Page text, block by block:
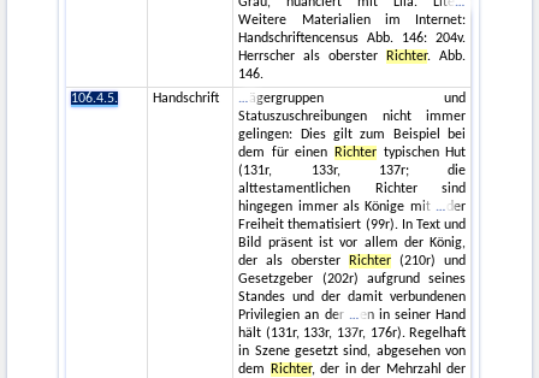
Weitere Materialien im Internet:
Handschriftencensus Abb. 146: 204v.
Herrscher als oberster
Richter. Abb.
146.
106.4.5.
Handschrift
ägergruppen und
Statuszuschreibungen nicht immer
gelingen: Dies gilt zum Beispiel bei
dem für einen
Richter typischen Hut
(131r, 133r, 137r; die
alttestamentlichen Richter sind
hingegen immer als Könige mit
der
Freiheit thematisiert (99r). In Text und
Bild präsent ist vor allem der König,
der als oberster
Richter (210r) und
Gesetzgeber (202r) aufgrund seines
Standes und der damit verbundenen
Privilegien an der
en in seiner Hand
hält (131r, 133r, 137r, 176r). Regelhaft
in Szene gesetzt sind, abgesehen von
dem
Richter, der in der Mehrzahl der